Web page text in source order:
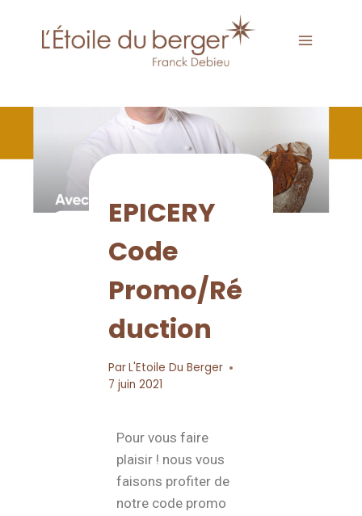
EPICERY
Code
Promo/Ré
duction
ParL'Etoile Du Berger
7 juin 2021
Pour vous faire
plaisir ! nous vous
faisons profiter de
notre code promo